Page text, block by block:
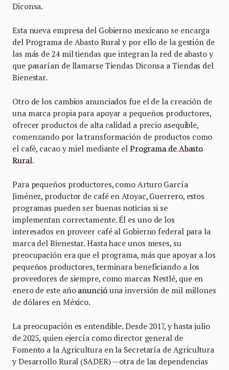
Diconsa.
Esta nueva empresa del Gobierno mexicano se encarga
del Programa de Abasto Rural y por ello de la gestión de
las más de 24 mil tiendas que integran la red de abasto y
que pasarían de llamarse Tiendas Diconsa a Tiendas del
Bienestar.
Otro de los cambios anunciados fue el de la creación de
una marca propia para apoyar a pequeños productores,
ofrecer productos de alta calidad a precio asequible,
comenzando por la transformación de productos como
el café, cacao y miel mediante el Programa de Abasto
Rural.
Para pequeños productores, como Arturo García
Jiménez, productor de café en Atoyac, Guerrero, estos
programas pueden ser buenas noticias si se
implementan correctamente. Él es uno de los
interesados en proveer café al Gobierno federal para la
marca del Bienestar. Hasta hace unos meses, su
preocupación era que el programa, más que apoyar a los
pequeños productores, terminara beneficiando a los
proveedores de siempre, como marcas Nestlé, que en
enero de este año anuncióuna inversión de mil millones
de dólares en México.
La preocupación es entendible. Desde 2017, y hasta julio
de 2025, quien ejercía como director general de
Fomento a la Agricultura en la Secretaría de Agricultura
y Desarrollo Rural (SADER) —otra de las dependencias